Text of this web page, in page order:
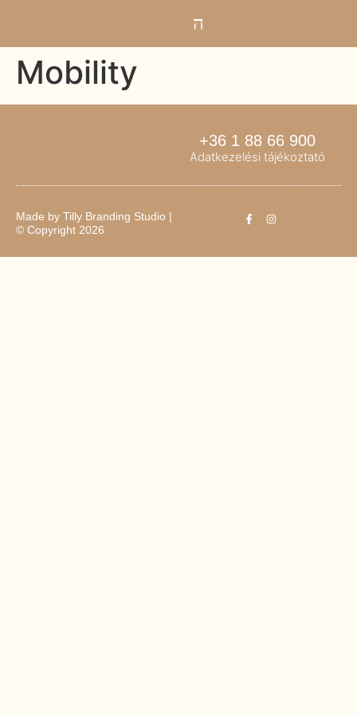
Mobility
+36 1 88 66 900
Adatkezelési tájékoztató
Made by Tilly Branding Studio |
© Copyright 2026